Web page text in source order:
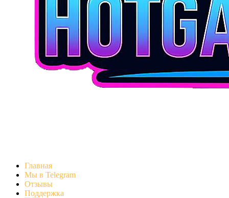
Главная
Мы в Telegram
Отзывы
Поддержка